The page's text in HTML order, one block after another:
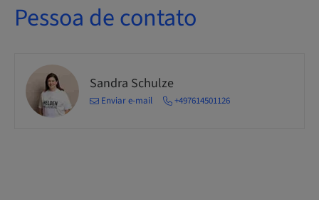
Pessoa de contato
Sandra Schulze
Enviar e-mail +497614501126